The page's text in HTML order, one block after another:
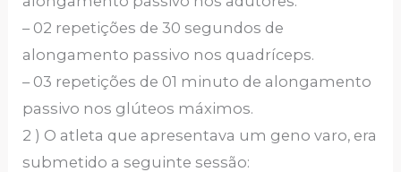
– 02 repetições de 30 segundos de
alongamento passivo nos quadríceps.
– 03 repetições de 01 minuto de alongamento
passivo nos glúteos máximos.
2 ) O atleta que apresentava um geno varo, era
submetido a seguinte sessão: